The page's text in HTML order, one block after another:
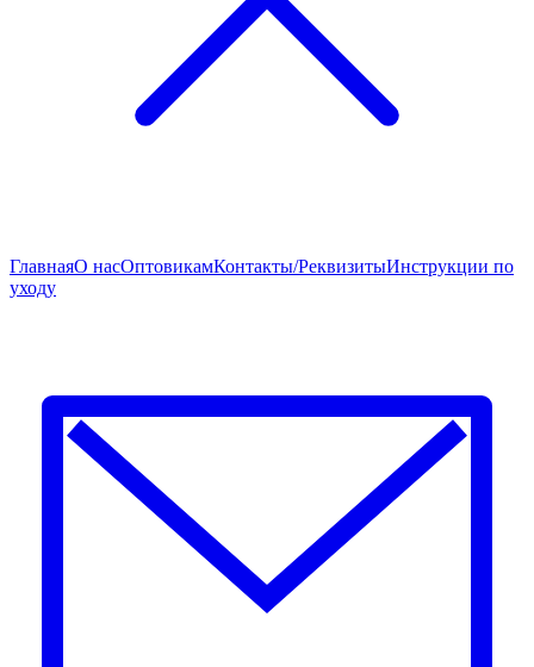
ГлавнаяО насОптовикамКонтакты/РеквизитыИнструкции по
уходу